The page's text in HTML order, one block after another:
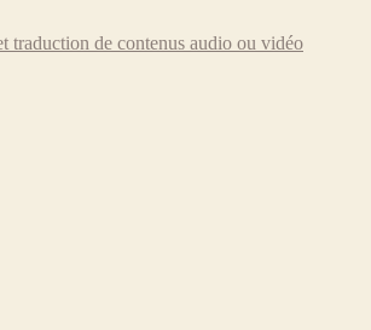
traduction de contenus audio ou vidéo